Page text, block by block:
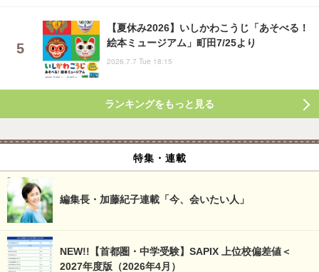
【夏休み2026】いしかわこうじ「あそべる！
絵本ミュージアム」町田7/25より
2026.7.7 Tue 18:15
ランキングをもっと見る
特集・連載
編集長・加藤紀子連載「今、会いたい人」
NEW!!【首都圏・中学受験】SAPIX 上位校偏差値＜
2027年度版（2026年4月）